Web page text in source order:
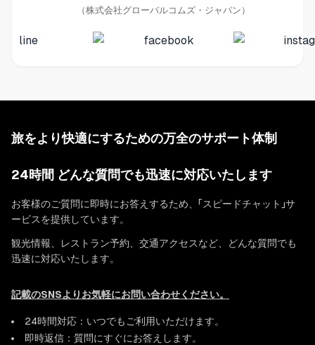
（株式会社グローバルコムズ・ジャパン）
旅をより快適にするための万全のサポート体制
24時間 どんな質問でも迅速に対応いたします
お客様のご質問に即時にお答えするため、「スピードチャット」サ
ービスを提供しています。
観光情報、レストラン予約、交通アクセスなど、どんな質問でも
迅速に対応いたします。
記載のSNSよりお気軽にお問い合わせください。
24時間対応：いつでもご利用いただけます。
即時返信：質問にすぐにお答えします。